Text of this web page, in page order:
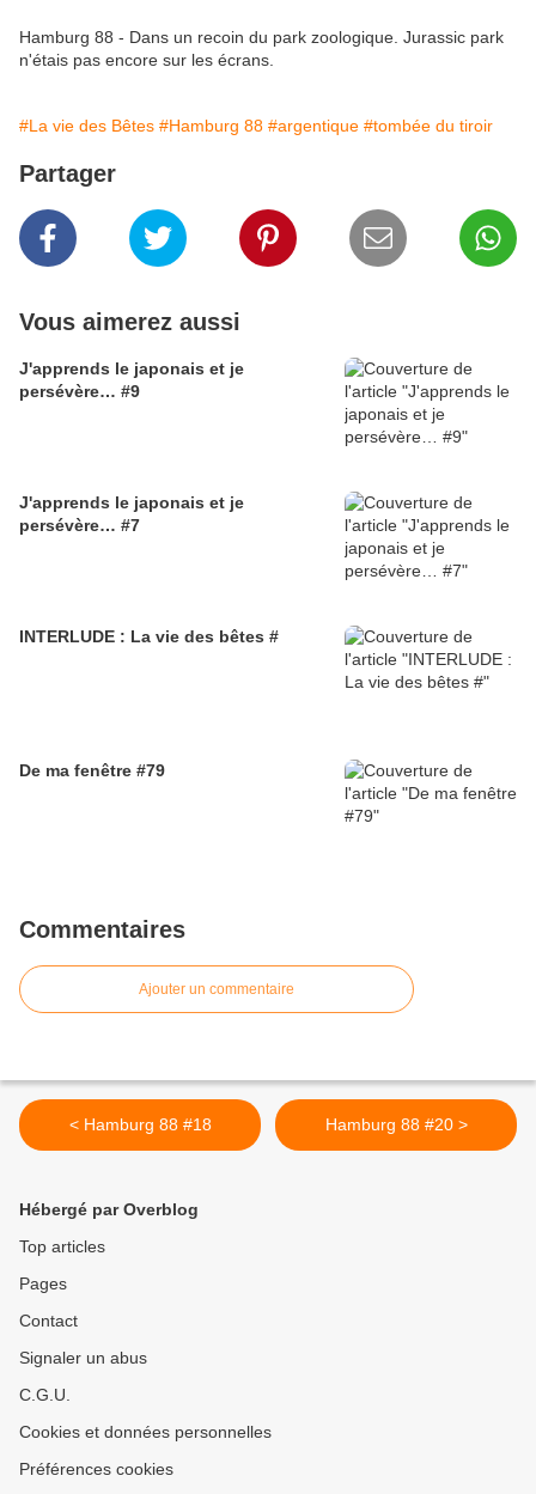
Hamburg 88 - Dans un recoin du park zoologique. Jurassic park
n'étais pas encore sur les écrans.
#La vie des Bêtes #Hamburg 88 #argentique #tombée du tiroir
Partager
Vous aimerez aussi
J'apprends le japonais et je
persévère… #9
J'apprends le japonais et je
persévère… #7
INTERLUDE : La vie des bêtes #
De ma fenêtre #79
Commentaires
Ajouter un commentaire
< Hamburg 88 #18 Hamburg 88 #20 >
Hébergé par Overblog
Top articles
Pages
Contact
Signaler un abus
C.G.U.
Cookies et données personnelles
Préférences cookies